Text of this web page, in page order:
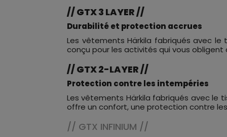
// GTX 3 LAYER //
Durabilité et protection accrues
Les vêtements Härkila fabriqués avec le
conçu pour les activités qui vous
// GTX 2-LAYER //
Protection contre les intempéries
Les vêtements Härkila fabriqués avec le
offre un confort, une protection contre
// GTX INFINIUM //